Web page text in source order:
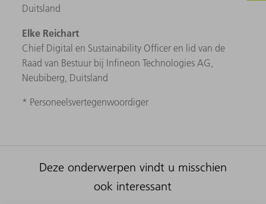
Duitsland
Elke Reichart
Chief Digital en Sustainability Officer en lid van de
Raad van Bestuur bij Infineon Technologies AG,
Neubiberg, Duitsland
* Personeelsvertegenwoordiger
Deze onderwerpen vindt u misschien
ook interessant